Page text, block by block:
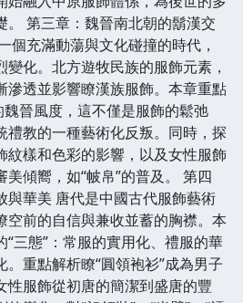
。 第三章：魏晉南北朝的鬍漢交
個充滿動蕩與文化碰撞的時代，
變化。北方遊牧民族的服飾元素，
滲透並影響瞭漢族服飾。本章重點
魏晉風度，這不僅是服飾的鬆弛
禮教的一種藝術化反叛。同時，探
紋樣和色彩的影響，以及女性服飾
傾嚮，如“帔帛”的普及。 第四
與華美 唐代是中國古代服飾藝術
空前的自信與兼收並蓄的胸襟。本
三態”：常服的實用化、禮服的華
。重點解析瞭“圓領袍衫”成為男子
性服飾從初唐的簡潔到盛唐的豐